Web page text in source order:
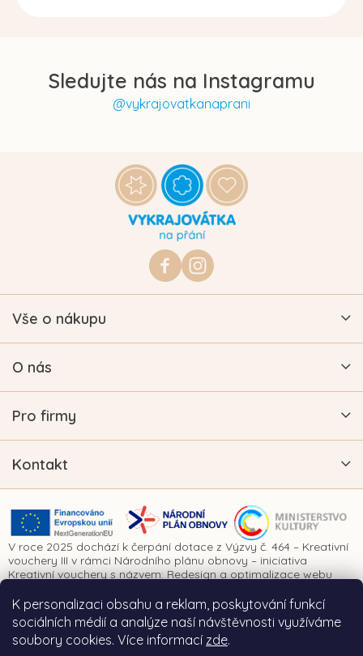
K personalizaci obsahu a reklam, poskytování funkcí
sociálních médií a analýze naší návštěvnosti využíváme
soubory cookies. Více informací zde.
Sledujte nás na Instagramu
@vykrajovatkanaprani
https://www.facebook.com/
vykrajovatkanaprani.cz
Vše o nákupu
O nás
Pro firmy
Kontakt
V roce 2025 dochází k čerpání dotace z Výzvy č. 464 – Kreativní
vouchery III v rámci Národního plánu obnovy – iniciativa
Kreativní vouchery s názvem: Redesign a optimalizace webu
spoluúčasti Evropské unie prostřednictvím Národního plánu
obnovy a Ministerstva kultury České republiky.